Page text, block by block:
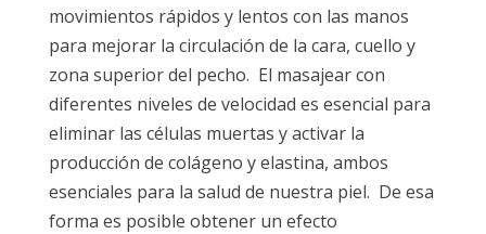
movimientos rápidos y lentos con las manos
para mejorar la circulación de la cara, cuello y
zona superior del pecho. El masajear con
diferentes niveles de velocidad es esencial para
eliminar las células muertas y activar la
producción de colágeno y elastina, ambos
esenciales para la salud de nuestra piel. De esa
forma es posible obtener un efecto